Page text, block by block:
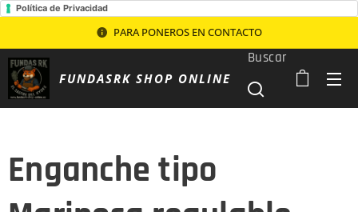
Política de Privacidad
PARA PONEROS EN CONTACTO
FUNDASRK SHOP ONLINE
Buscar
Enganche tipo